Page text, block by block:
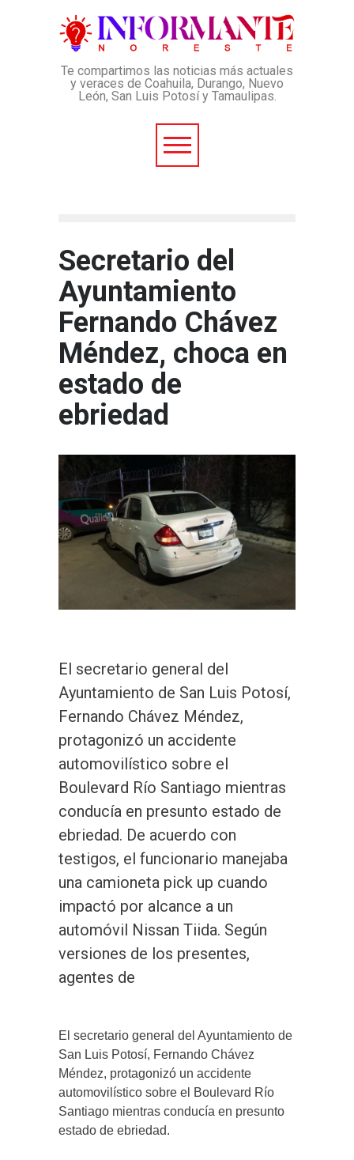
Te compartimos las noticias más actuales
y veraces de Coahuila, Durango, Nuevo
León, San Luis Potosí y Tamaulipas.
Secretario del
Ayuntamiento
Fernando Chávez
Méndez, choca en
estado de
ebriedad
El secretario general del
Ayuntamiento de San Luis Potosí,
Fernando Chávez Méndez,
protagonizó un accidente
automovilístico sobre el
Boulevard Río Santiago mientras
conducía en presunto estado de
ebriedad. De acuerdo con
testigos, el funcionario manejaba
una camioneta pick up cuando
impactó por alcance a un
automóvil Nissan Tiida. Según
versiones de los presentes,
agentes de
El secretario general del Ayuntamiento de
San Luis Potosí, Fernando Chávez
Méndez, protagonizó un accidente
automovilístico sobre el Boulevard Río
Santiago mientras conducía en presunto
estado de ebriedad.